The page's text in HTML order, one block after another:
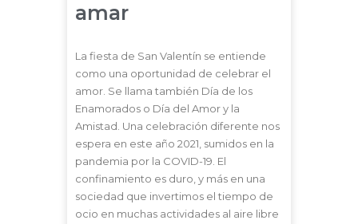
amar
La fiesta de San Valentín se entiende
como una oportunidad de celebrar el
amor. Se llama también Día de los
Enamorados o Día del Amor y la
Amistad. Una celebración diferente nos
espera en este año 2021, sumidos en la
pandemia por la COVID-19. El
confinamiento es duro, y más en una
sociedad que invertimos el tiempo de
ocio en muchas actividades al aire libre